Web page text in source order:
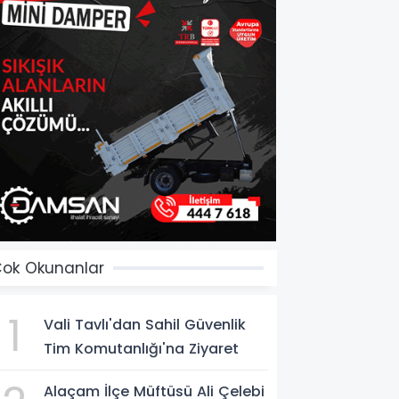
Okunanlar
1
Vali Tavlı'dan Sahil Güvenlik
Tim Komutanlığı'na Ziyaret
Alaçam İlçe Müftüsü Ali Çelebi